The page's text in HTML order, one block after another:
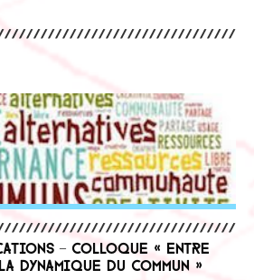
– Colloque « Entre
dynamique du commun »